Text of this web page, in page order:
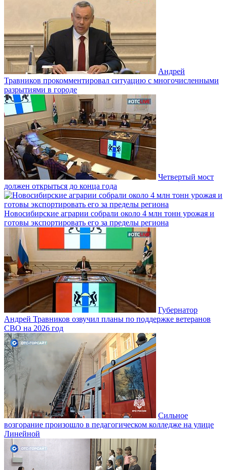
Андрей
Травников прокомментировал ситуацию с многочисленными
разрытиями в городе
Четвертый мост
должен открыться до конца года
Новосибирские аграрии собрали около 4 млн тонн урожая и
готовы экспортировать его за пределы региона
Губернатор
Андрей Травников озвучил планы по поддержке ветеранов
СВО на 2026 год
Сильное
возгорание произошло в педагогическом колледже на улице
Линейной